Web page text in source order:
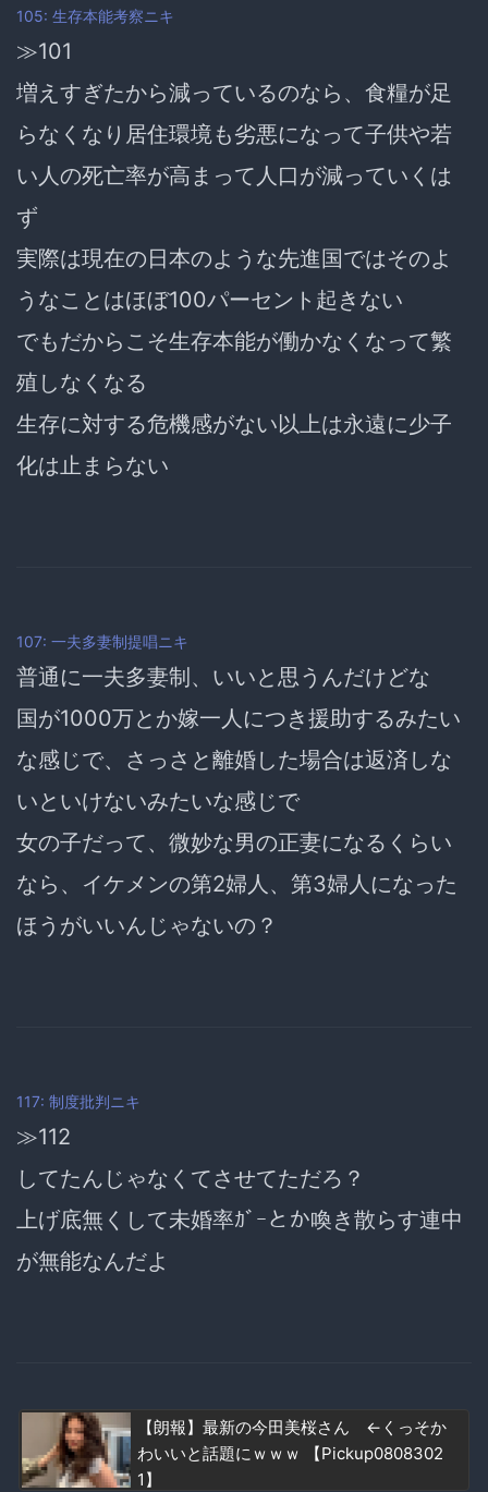
105: 生存本能考察ニキ
≫101
増えすぎたから減っているのなら、食糧が足
らなくなり居住環境も劣悪になって子供や若
い人の死亡率が高まって人口が減っていくは
ず
実際は現在の日本のような先進国ではそのよ
うなことはほぼ100パーセント起きない
でもだからこそ生存本能が働かなくなって繁
殖しなくなる
生存に対する危機感がない以上は永遠に少子
化は止まらない
107: 一夫多妻制提唱ニキ
普通に一夫多妻制、いいと思うんだけどな
国が1000万とか嫁一人につき援助するみたい
な感じで、さっさと離婚した場合は返済しな
いといけないみたいな感じで
女の子だって、微妙な男の正妻になるくらい
なら、イケメンの第2婦人、第3婦人になった
ほうがいいんじゃないの？
117: 制度批判ニキ
≫112
してたんじゃなくてさせてただろ？
上げ底無くして未婚率ｶﾞｰとか喚き散らす連中
が無能なんだよ
【朗報】最新の今田美桜さん ←くっそか
わいいと話題にｗｗｗ 【Pickup0808302
1】